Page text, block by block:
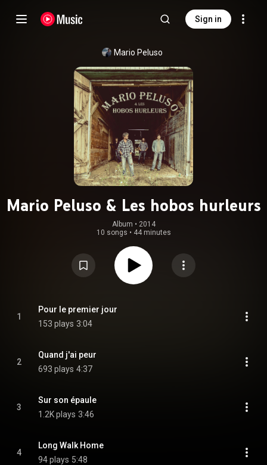
Sign in
Mario Peluso
Mario Peluso & Les hobos hurleurs
Album • 2014
10 songs • 44 minutes
1
Pour le premier jour
153 plays 3:04
2
Quand j'ai peur
693 plays 4:37
3
Sur son épaule
1.2K plays 3:46
4
Long Walk Home
94 plays 5:48